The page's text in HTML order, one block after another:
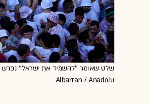
Albarran / Anadolu